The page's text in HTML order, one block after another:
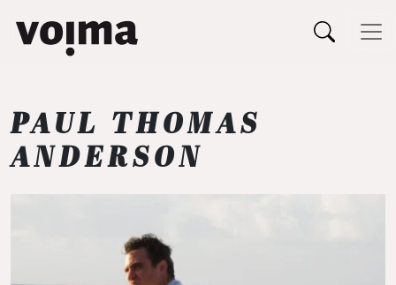
Päävalikko
PAUL THOMAS
ANDERSON